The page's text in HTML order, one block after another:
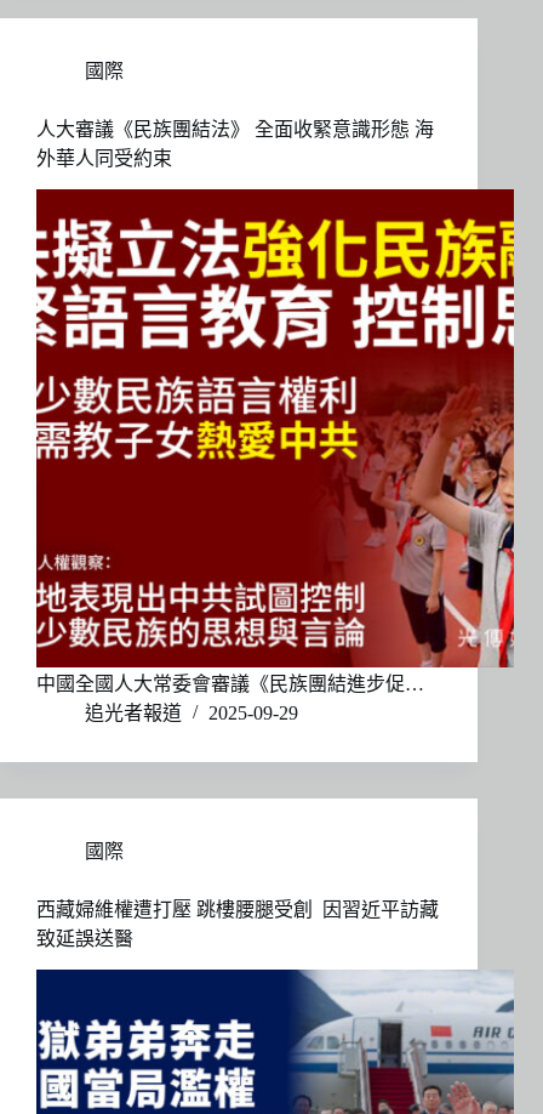
國際
人大審議《民族團結法》 全面收緊意識形態 海
外華人同受約束
中國全國人大常委會審議《民族團結進步促…
追光者報道
2025-09-29
國際
西藏婦維權遭打壓 跳樓腰腿受創 因習近平訪藏
致延誤送醫